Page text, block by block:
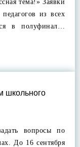
тема!» Заявки
из всех
в полуфинал…
школьного
вопросы по
До 16 сентября